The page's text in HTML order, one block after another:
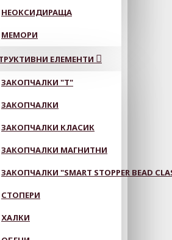
НЕОКСИДИРАЩА
МЕМОРИ
ЕЛЕМЕНТИ
ЗАКОПЧАЛКИ "Т"
ЗАКОПЧАЛКИ
ЗАКОПЧАЛКИ КЛАСИК
ЗАКОПЧАЛКИ МАГНИТНИ
ЗАКОПЧАЛКИ "SMART STOPPER BEAD
СТОПЕРИ
ХАЛКИ